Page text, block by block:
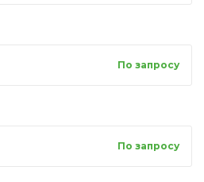
По запросу
По запросу